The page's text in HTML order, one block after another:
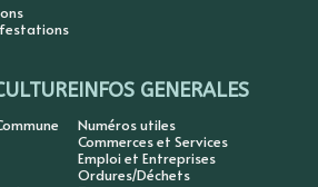
INFOS GENERALES
Numéros utiles
Commerces et Services
Emploi et Entreprises
Ordures/Déchets